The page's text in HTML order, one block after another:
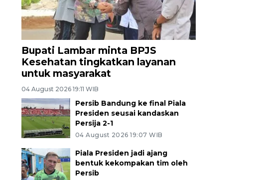
Bupati Lambar minta BPJS
Kesehatan tingkatkan layanan
untuk masyarakat
04 August 2026 19:11 WIB
Persib Bandung ke final Piala
Presiden seusai kandaskan
Persija 2-1
04 August 2026 19:07 WIB
Piala Presiden jadi ajang
bentuk kekompakan tim oleh
Persib